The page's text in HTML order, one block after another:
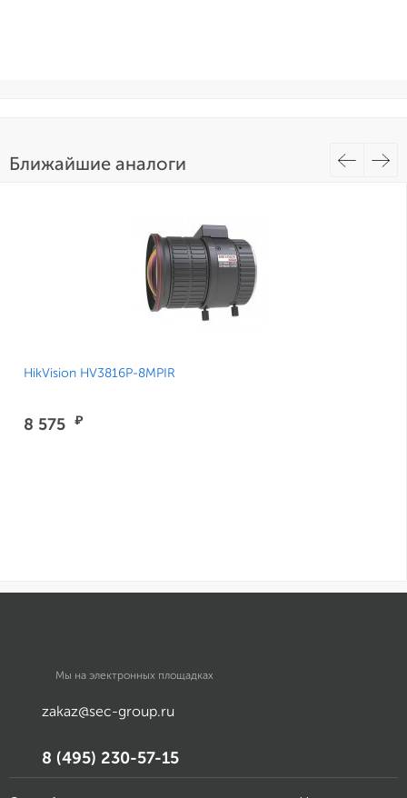
Ближайшие аналоги
HikVision HV3816P-8MPIR
8 575 ₽
Мы на электронных площадках
zakaz@sec-group.ru
8 (495) 230-57-15